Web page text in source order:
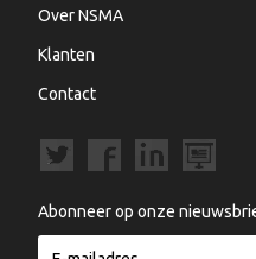
Over NSMA
Klanten
Contact
Abonneer op onze